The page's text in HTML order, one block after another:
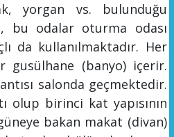
yorgan vs. bulunduğu
bu odalar oturma odası
da kullanılmaktadır. Her
gusülhane (banyo) içerir.
salonda geçmektedir.
olup birinci kat yapısının
bakan makat (divan)